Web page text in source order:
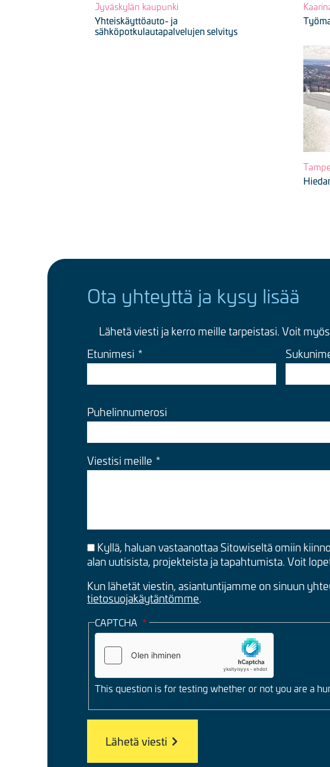
Jyväskylän kaupunki
Yhteiskäyttöauto- ja
sähköpotkulautapalvelujen selvitys
Kuva
Ota yhteyttä ja kysy lisää
Lähetä viesti ja kerro meille tarpeistasi. Voit myös
Etunimesi
Puhelinnumerosi
Viestisi meille
Kyllä, haluan vastaanottaa Sitowiseltä omiin
alan uutisista, projekteista ja tapahtumista. Voit
Kun lähetät viestin, asiantuntijamme on sinuun
tietosuojakäytäntömme.
CAPTCHA
This question is for testing whether or not you are a